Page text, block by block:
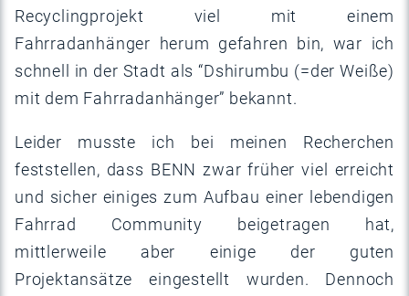
Recyclingprojekt viel mit einem
Fahrradanhänger herum gefahren bin, war ich
schnell in der Stadt als “Dshirumbu (=der Weiße)
mit dem Fahrradanhänger” bekannt.
Leider musste ich bei meinen Recherchen
feststellen, dass BENN zwar früher viel erreicht
und sicher einiges zum Aufbau einer lebendigen
Fahrrad Community beigetragen hat,
mittlerweile aber einige der guten
Projektansätze eingestellt wurden. Dennoch